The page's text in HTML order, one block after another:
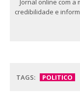
credibilidade e
TAGS: POLITICO